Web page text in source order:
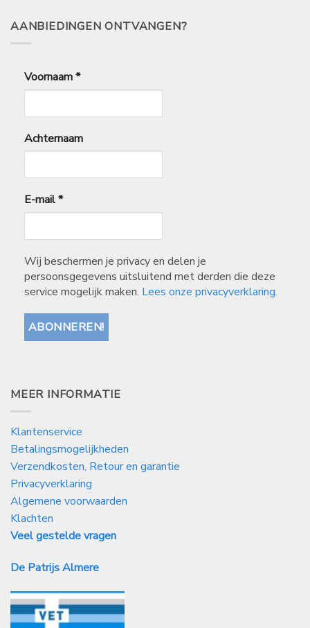
AANBIEDINGEN ONTVANGEN?
Voornaam*
Achternaam
E-mail*
Wij beschermen je privacy en delen je
persoonsgegevens uitsluitend met derden die deze
service mogelijk maken. Lees onze privacyverklaring.
MEER INFORMATIE
Klantenservice
Betalingsmogelijkheden
Verzendkosten, Retour en garantie
Privacyverklaring
Algemene voorwaarden
Klachten
Veel gestelde vragen
De Patrijs Almere